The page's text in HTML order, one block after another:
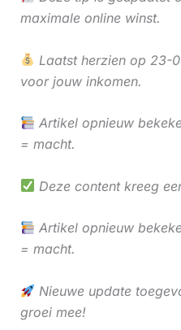
maximale online winst.
Laatst herzien op 23-
voor jouw inkomen.
Artikel opnieuw
= macht.
Deze content kreeg
Artikel opnieuw
= macht.
Nieuwe update
groei mee!